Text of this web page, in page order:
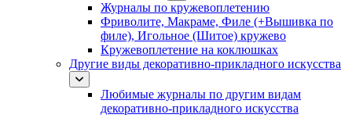
Журналы по кружевоплетению
Фриволите, Макраме, Филе (+Вышивка по
филе), Игольное (Шитое) кружево
Кружевоплетение на коклюшках
Другие виды декоративно-прикладного искусства
Любимые журналы по другим видам
декоративно-прикладного искусства